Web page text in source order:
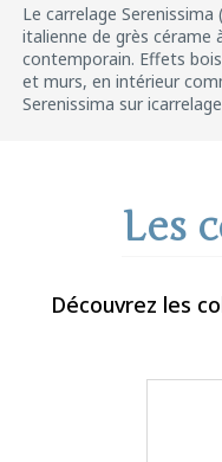
Le carrelage
italienne de grès cérame
contemporain. Effets
et murs, en intérieur
Serenissima sur
Les
Découvrez les